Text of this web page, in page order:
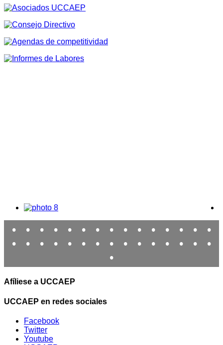
• • • • • • • • • • • • • •
•
•
• • • • • • • • • • • • •
•
•
Afíliese a UCCAEP
UCCAEP en redes sociales
Facebook
Twitter
Youtube